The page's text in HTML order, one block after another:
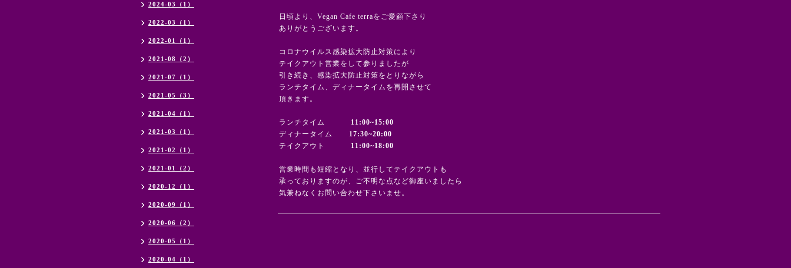
日頃より、Vegan Cafe terraをご愛顧下さり
ありがとうございます。
コロナウイルス感染拡大防止対策により
テイクアウト営業をして参りましたが
引き続き、感染拡大防止対策をとりながら
ランチタイム、ディナータイムを再開させて
頂きます。
ランチタイム 11:00~15:00
ディナータイム 17:30~20:00
テイクアウト 11:00~18:00
営業時間も短縮となり、並行してテイクアウトも
承っておりますのが、ご不明な点など御座いましたら
気兼ねなくお問い合わせ下さいませ。
2024-03（1）
2022-03（1）
2022-01（1）
2021-08（2）
2021-07（1）
2021-05（3）
2021-04（1）
2021-03（1）
2021-02（1）
2021-01（2）
2020-12（1）
2020-09（1）
2020-06（2）
2020-05（1）
2020-04（1）